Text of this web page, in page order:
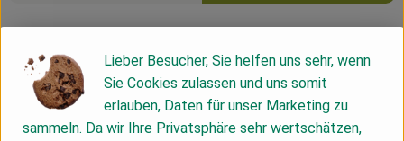
Produktinformationen
Lieber Besucher, Sie helfen uns sehr, wenn
Sie Cookies zulassen und uns somit
erlauben, Daten für unser Marketing zu
sammeln. Da wir Ihre Privatsphäre sehr wertschätzen,